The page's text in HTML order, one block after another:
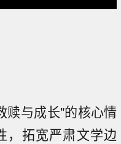
赎与成长"的核心情
，拓宽严肃文学边